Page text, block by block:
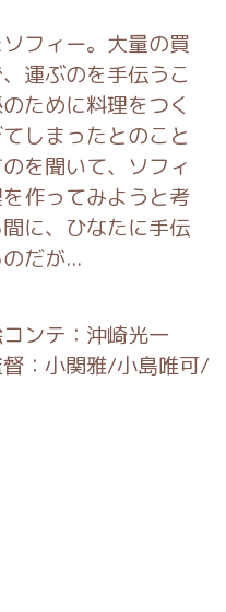
フィー。大量の買
運ぶのを手伝うこ
ために料理をつく
しまったとのこと
を聞いて、ソフィ
作ってみようと考
に、ひなたに手伝
だが...
ンテ：沖崎光一
：小関雅/小島唯可/